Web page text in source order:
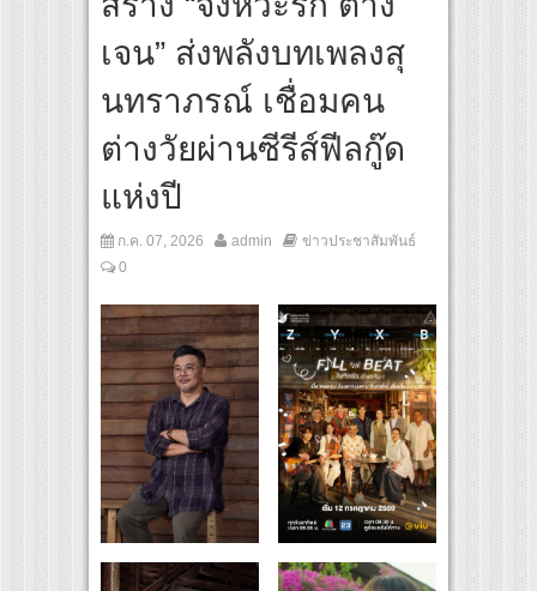
ดพิศวงกับภูตผีกุ๊กกู๋” เผยโปสเตอร์และตัวอย่างแรก ก่อนฉาย 24 กันยายนนี้
าผนังระดับโลก “ปู่ม่านย่าม่าน” เรียนรู้นวัตกรรมผักเชียงดาใน “หอมแผ่นดินฯ”
เจน” ส่งพลังบทเพลงสุ
นทราภรณ์ เชื่อมคน
ต่างวัยผ่านซีรีส์ฟีลกู๊ด
แห่งปี
ก.ค. 07, 2026 admin
ข่าวประชาสัมพันธ์
0